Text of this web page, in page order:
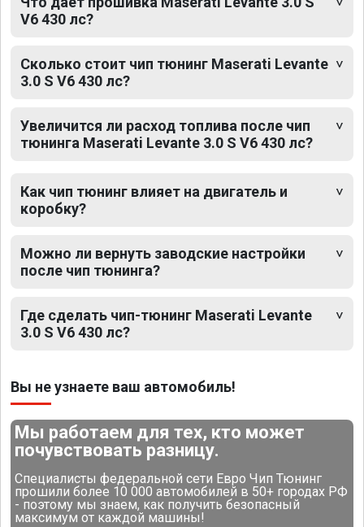
V6 430 лс?
Сколько стоит чип тюнинг Maserati Levante
3.0 S V6 430 лс?
Увеличится ли расход топлива после чип
тюнинга Maserati Levante 3.0 S V6 430 лс?
Как чип тюнинг влияет на двигатель и
коробку?
Можно ли вернуть заводские настройки
после чип тюнинга?
Где сделать чип-тюнинг Maserati Levante
3.0 S V6 430 лс?
Вы не узнаете ваш автомобиль!
Мы работаем для тех, кто может
почувствовать разницу.
Специалисты федеральной сети Евро Чип Тюнинг
прошили более 10 000 автомобилей в 50+ городах РФ
- поэтому мы знаем, как получить безопасный
максимум от каждой машины!